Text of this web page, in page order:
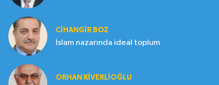
CIHANGIR BOZ
İslam nazarında ideal toplum
ORHAN KIVERLIOĞLU